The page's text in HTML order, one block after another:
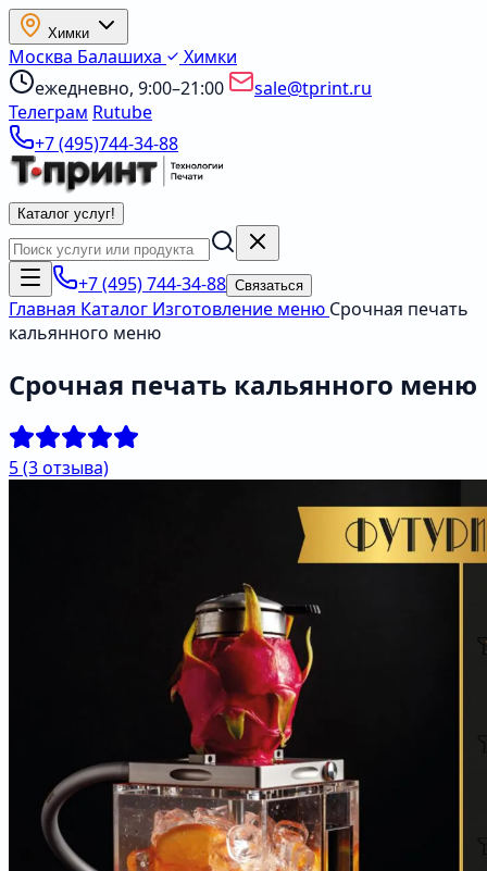
Химки
Москва Балашиха
Химки
ежедневно, 9:00–21:00
sale@tprint.ru
Телеграм Rutube
+7 (495)744-34-88
Каталог услуг!
+7 (495) 744-34-88 Связаться
Главная Каталог Изготовление меню Срочная печать
кальянного меню
Срочная печать кальянного меню
5(3 отзыва)